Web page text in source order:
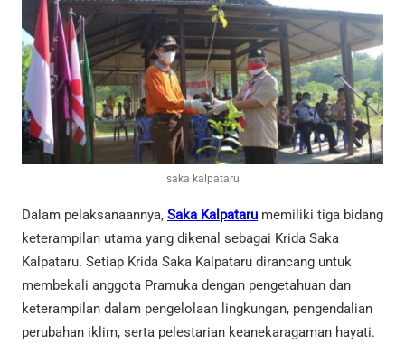
saka kalpataru
Dalam pelaksanaannya, Saka Kalpataru memiliki tiga bidang
keterampilan utama yang dikenal sebagai Krida Saka
Kalpataru. Setiap Krida Saka Kalpataru dirancang untuk
membekali anggota Pramuka dengan pengetahuan dan
keterampilan dalam pengelolaan lingkungan, pengendalian
perubahan iklim, serta pelestarian keanekaragaman hayati.